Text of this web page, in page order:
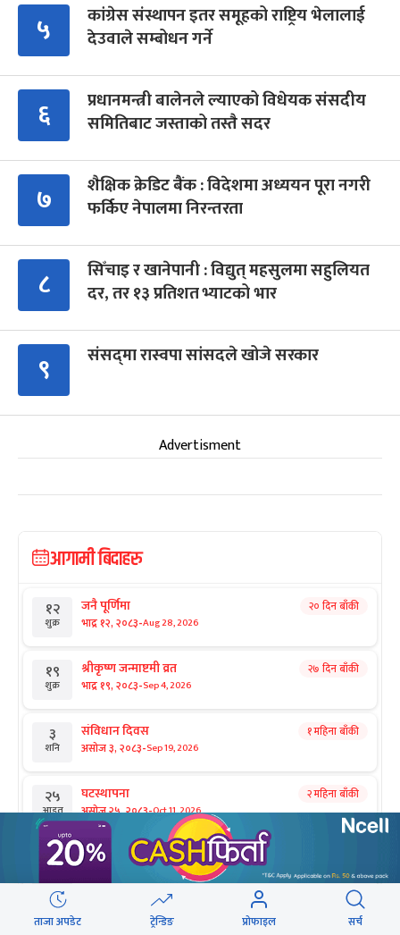
५
कांग्रेस संस्थापन इतर समूहको राष्ट्रिय भेलालाई
देउवाले सम्बोधन गर्ने
६
प्रधानमन्त्री बालेनले ल्याएको विधेयक संसदीय
समितिबाट जस्ताको तस्तै सदर
७
शैक्षिक क्रेडिट बैंक : विदेशमा अध्ययन पूरा नगरी
फर्किए नेपालमा निरन्तरता
८
सिँचाइ र खानेपानी : विद्युत् महसुलमा सहुलियत
दर, तर १३ प्रतिशत भ्याटको भार
९ संसद्‍मा रास्वपा सांसदले खोजे सरकार
Advertisment
आगामी बिदाहरु
१२
शुक्र
जनै पूर्णिमा
भाद्र १२, २०८३-Aug 28, 2026
२० दिन बाँकी
१९
शुक्र
श्रीकृष्ण जन्माष्टमी व्रत
भाद्र १९, २०८३-Sep 4, 2026
२७ दिन बाँकी
३
शनि
संविधान दिवस
असोज ३, २०८३-Sep 19, 2026
१ महिना बाँकी
२५
आइत
घटस्थापना
असोज २५, २०८३-Oct 11, 2026
२ महिना बाँकी
३१ फूलपाती
- Oct 17, 2026
१ कार्तिक सङ्क्रान्ति २ महिना बाँकी
ताजा अपडेट ट्रेन्डिङ प्रोफाइल सर्च